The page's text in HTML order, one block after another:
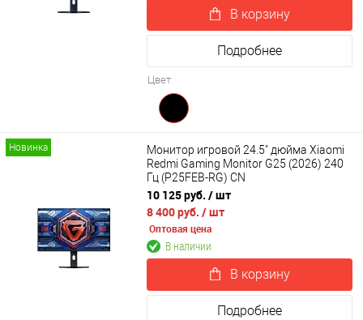
В корзину
Подробнее
Цвет
Новинка
Монитор игровой 24.5" дюйма Xiaomi
Redmi Gaming Monitor G25 (2026) 240
Гц (P25FEB-RG) CN
10 125 руб. / шт
8 400 руб. / шт
Оптовая цена
В наличии
В корзину
Подробнее